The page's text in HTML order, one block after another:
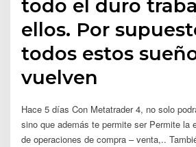
todo el duro
ellos. Por
todos estos
vuelven
Hace 5 días Con Metatrader 4, no solo
sino que además te permite ser Permite la
de operaciones de compra – venta,..